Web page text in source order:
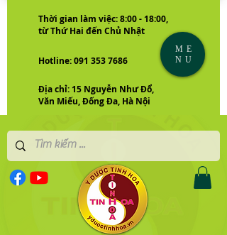
Thời gian làm việc: 8:00 - 18:00,
từ Thứ Hai đến Chủ Nhật
Hotline: 091 353 7686
Địa chỉ: 15 Nguyễn Như Đổ,
Văn Miếu, Đống Đa, Hà Nội
ME
NU